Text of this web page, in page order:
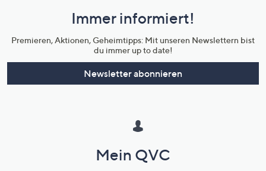
Unternehmensinformationen
Immer informiert!
Premieren, Aktionen, Geheimtipps: Mit unseren Newslettern bist
du immer up to date!
Newsletter abonnieren
Mein QVC